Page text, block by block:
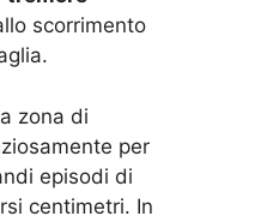
scorrimento
zona di
per
episodi di
centimetri. In